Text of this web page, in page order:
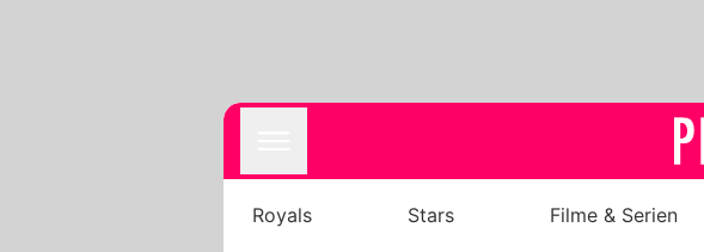
Royals Stars Filme & Serien